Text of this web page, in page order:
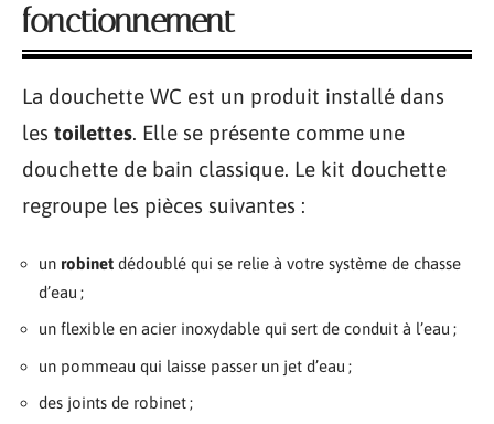
fonctionnement
La douchette WC est un produit installé dans
les toilettes. Elle se présente comme une
douchette de bain classique. Le kit douchette
regroupe les pièces suivantes :
un robinet dédoublé qui se relie à votre système de chasse
d’eau ;
un flexible en acier inoxydable qui sert de conduit à l’eau ;
un pommeau qui laisse passer un jet d’eau ;
des joints de robinet ;